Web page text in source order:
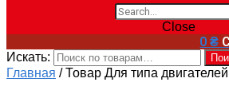
Close
0₴
Искать:
Главная /Товар Для типа двигателей